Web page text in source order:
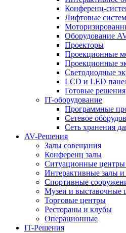
Конференц-
Лифтовые
Оборудование
Проекторы
Проекционные
Проекционные
Светодиодные
LCD и LED
Готовые решения
IT-оборудование
Программные
Сетевое
Сеть хранения
AV-Решения
Залы совещания
Конференц залы
Ситуационные центры
Интерактивные залы
Спортивные
Музеи и выставочные
Торговые центры
Рестораны и клубы
Операционные
IT-Решения